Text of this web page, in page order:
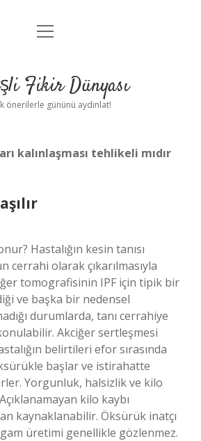
Anasayfa
Yasal Uyarı
menüyü
Fikir Dünyası
önerilerle gününü aydınlat!
kalınlaşması tehlikeli mıdır
Hastalığın kesin tanısı
cerrahi olarak çıkarılmasıyla
tomografisinin IPF için tipik bir
ve başka bir nedensel
durumlarda, tanı cerrahiye
Akciğer sertleşmesi
belirtileri efor sırasında
başlar ve istirahatte
Yorgunluk, halsizlik ve kilo
kilo kaybı
kaynaklanabilir. Öksürük inatçı
üretimi genellikle gözlenmez.